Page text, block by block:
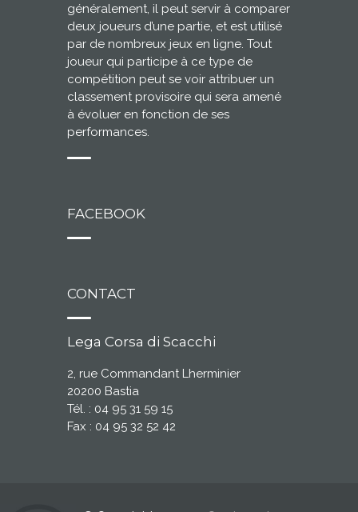
généralement, il peut servir à comparer
deux joueurs d’une partie, et est utilisé
par de nombreux jeux en ligne. Tout
joueur qui participe à ce type de
compétition peut se voir attribuer un
classement provisoire qui sera amené
à évoluer en fonction de ses
performances.
FACEBOOK
CONTACT
Lega Corsa di Scacchi
2, rue Commandant Lherminier
20200 Bastia
Tél. : 04 95 31 59 15
Fax : 04 95 32 52 42